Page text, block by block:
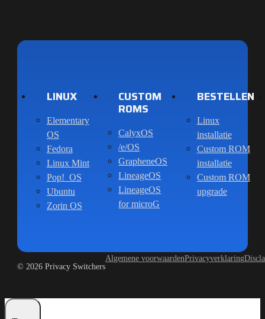
LINUX
Elementary
OS
Fedora
Linux Mint
Pop!_OS
Ubuntu
Zorin OS
CUSTOM
ROMS
CalyxOS
/e/OS
GrapheneOS
LineageOS
LineageOS
for microG
BESTELLEN
Linux
installatie
Custom ROM
installatie
Custom ROM
upgrade
© 2026 Privacy Switchers
Algemene voorwaardenPrivacyverklaring